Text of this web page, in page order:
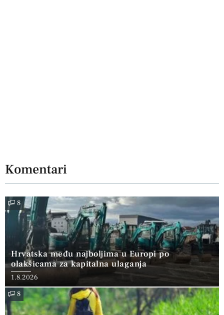
Komentari
8
Hrvatska među najboljima u Europi po
olakšicama za kapitalna ulaganja
1.8.2026
8